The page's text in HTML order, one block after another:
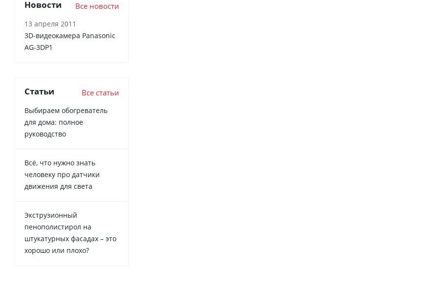
Новости Все новости
13 апреля 2011
3D-видеокамера Panasonic
AG-3DP1
Статьи Все статьи
Выбираем обогреватель
для дома: полное
руководство
Всё, что нужно знать
человеку про датчики
движения для света
Экструзионный
пенополистирол на
штукатурных фасадах – это
хорошо или плохо?